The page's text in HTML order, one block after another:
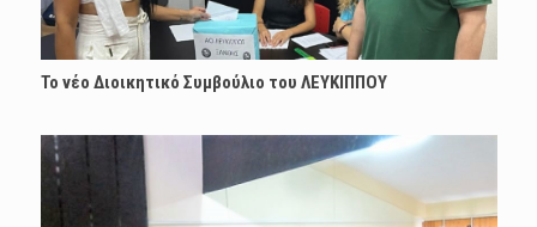
Το νέο Διοικητικό Συμβούλιο του ΛΕΥΚΙΠΠΟΥ